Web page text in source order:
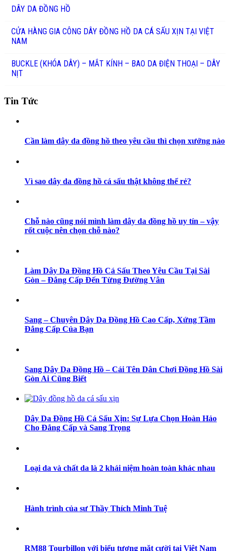
DÂY DA ĐỒNG HỒ
CỬA HÀNG GIA CÔNG DÂY ĐỒNG HỒ DA CÁ SẤU XỊN TẠI VIỆT
NAM
BUCKLE (KHÓA DÂY) – MẮT KÍNH – BAO DA ĐIỆN THOẠI – DÂY
NỊT
Tin Tức
Cần làm dây da đồng hồ theo yêu cầu thì chọn xưởng nào
Vì sao dây da đồng hồ cá sấu thật không thể rẻ?
Chỗ nào cũng nói mình làm dây da đồng hồ uy tín – vậy
rốt cuộc nên chọn chỗ nào?
Làm Dây Da Đồng Hồ Cá Sấu Theo Yêu Cầu Tại Sài
Gòn – Đẳng Cấp Đến Từng Đường Vân
Sang – Chuyên Dây Da Đồng Hồ Cao Cấp, Xứng Tầm
Đẳng Cấp Của Bạn
Sang Dây Da Đồng Hồ – Cái Tên Dân Chơi Đồng Hồ Sài
Gòn Ai Cũng Biết
Dây Da Đồng Hồ Cá Sấu Xịn: Sự Lựa Chọn Hoàn Hảo
Cho Đẳng Cấp và Sang Trọng
Loại da và chất da là 2 khái niệm hoàn toàn khác nhau
Hành trình của sư Thầy Thích Minh Tuệ
RM88 Tourbillon với biểu tượng mặt cười tại Việt Nam